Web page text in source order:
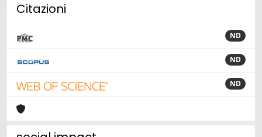
Citazioni
ND
ND
ND